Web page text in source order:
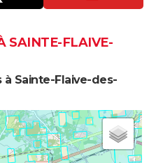
SAINTE-FLAIVE-
Sainte-Flaive-des-